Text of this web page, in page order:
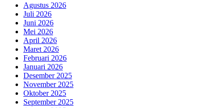
Agustus 2026
Juli 2026
Juni 2026
Mei 2026
April 2026
Maret 2026
Februari 2026
Januari 2026
Desember 2025
November 2025
Oktober 2025
September 2025